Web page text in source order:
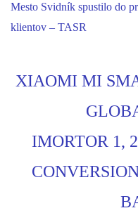
Mesto Svidník spustilo do
klientov – TASR
XIAOMI MI
IMORTOR 1,